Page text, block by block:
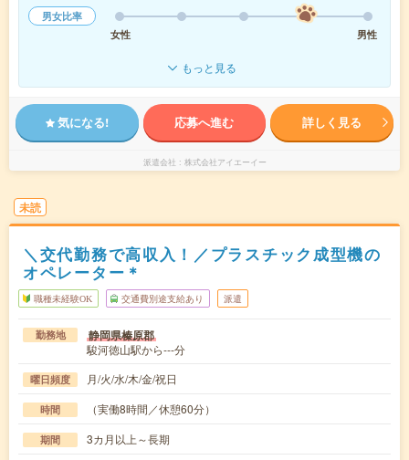
男女比率
女性
男性
もっと見る
気になる! 応募へ進む 詳しく見る
派遣会社 株式会社アイエーイー
未読
＼交代勤務で高収入！／プラスチック成型機の
オペレーター＊
職種未経験OK 交通費別途支給あり 派遣
勤務地 静岡県榛原郡
駿河徳山駅から---分
曜日頻度 月/火/水/木/金/祝日
時間 （実働8時間／休憩60分）
期間 3カ月以上～長期